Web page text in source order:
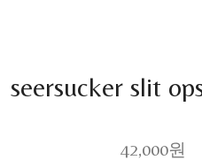
seersucker slit
42,000원